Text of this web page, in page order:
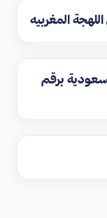
المغربيه
برقم